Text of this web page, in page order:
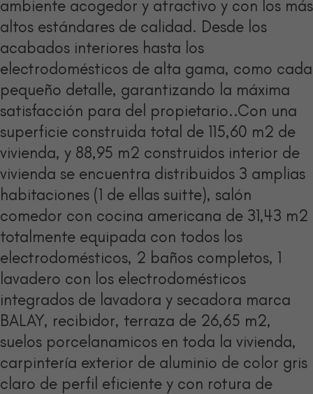
ambiente acogedor y atractivo y con los más
altos estándares de calidad. Desde los
acabados interiores hasta los
electrodomésticos de alta gama, como cada
pequeño detalle, garantizando la máxima
satisfacción para del propietario..Con una
superficie construida total de 115,60 m2 de
vivienda, y 88,95 m2 construidos interior de
vivienda se encuentra distribuidos 3 amplias
habitaciones (1 de ellas suitte), salón
comedor con cocina americana de 31,43 m2
totalmente equipada con todos los
electrodomésticos, 2 baños completos, 1
lavadero con los electrodomésticos
integrados de lavadora y secadora marca
BALAY, recibidor, terraza de 26,65 m2,
suelos porcelanamicos en toda la vivienda,
carpintería exterior de aluminio de color gris
claro de perfil eficiente y con rotura de